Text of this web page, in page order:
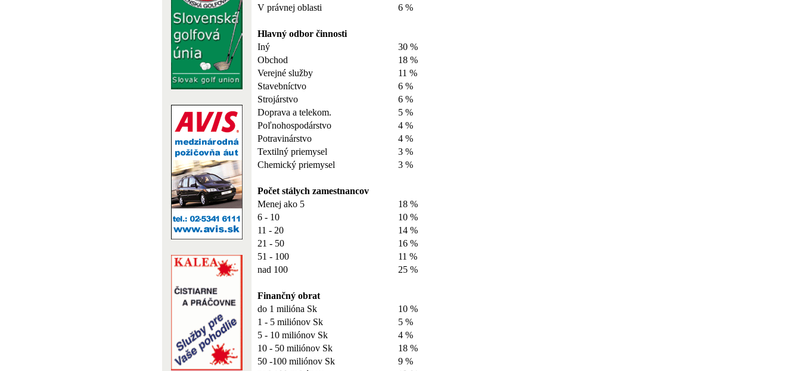
V právnej oblasti
6 %
Hlavný odbor činnosti
Iný
30 %
Obchod
18 %
Verejné služby
11 %
Stavebníctvo
6 %
Strojárstvo
6 %
Doprava a telekom.
5 %
Poľnohospodárstvo
4 %
Potravinárstvo
4 %
Textilný priemysel
3 %
Chemický priemysel
3 %
Počet stálych zamestnancov
Menej ako 5
18 %
6 - 10
10 %
11 - 20
14 %
21 - 50
16 %
51 - 100
11 %
nad 100
25 %
Finančný obrat
do 1 milióna Sk
10 %
1 - 5 miliónov Sk
5 %
5 - 10 miliónov Sk
4 %
10 - 50 miliónov Sk
18 %
50 -100 miliónov Sk
9 %